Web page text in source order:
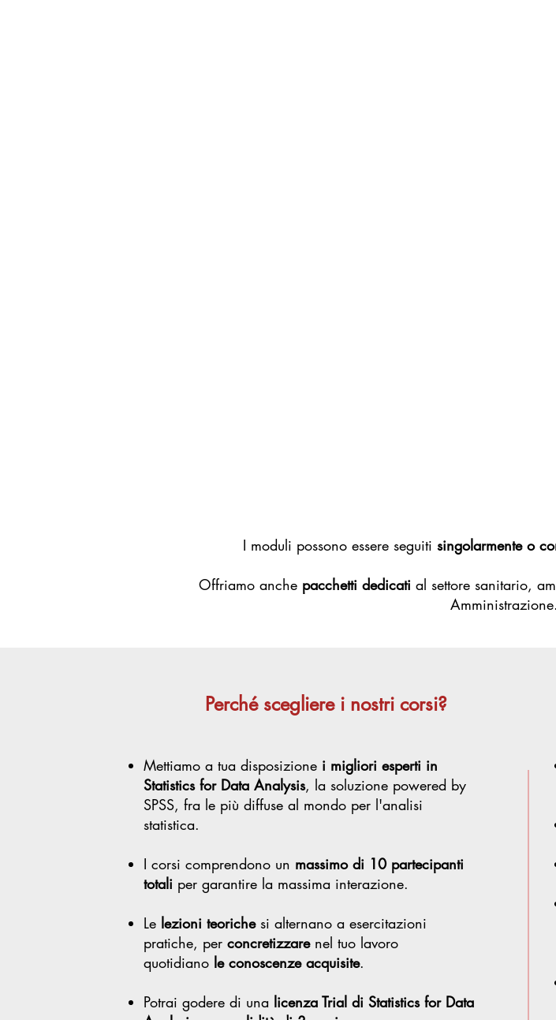
I moduli possono essere seguiti singolarmente o
Offriamo anche pacchetti dedicati al settore sanitario,
Amministrazione.
Perché scegliere i nostri corsi?
Mettiamo a tua disposizione i migliori esperti in
Statistics for Data Analysis, la soluzione powered by
SPSS, fra le più diffuse al mondo per l'analisi
statistica.
I corsi comprendono un massimo di 10 partecipanti
totali per garantire la massima interazione.
Le lezioni teorichesi alternano a esercitazioni
pratiche, per concretizzare nel tuo lavoro
quotidiano le conoscenze acquisite.
Potrai godere di una licenza Trial di Statistics for Data